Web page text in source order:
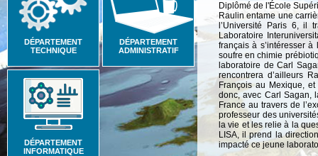
DÉPARTEMENT
TECHNIQUE
DÉPARTEMENT
ADMINISTRATIF
DÉPARTEMENT
INFORMATIQUE
Diplômé de l'École
Raulin entame une
l’Université Paris 6, il
Laboratoire
français à s’intéresser
soufre en chimie
laboratoire de Carl
rencontrera d’ailleurs
François au Mexique,
donc, avec Carl Sagan,
France au travers de
professeur des
la vie et les relie à la
LISA, il prend la
impacté ce jeune